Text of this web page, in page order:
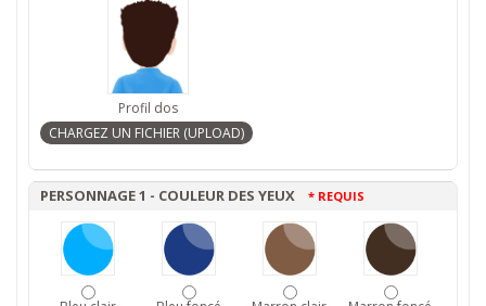
Profil dos
PERSONNAGE 1 - COULEUR DES YEUX * REQUIS